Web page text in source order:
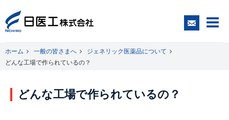
ホーム 一般の皆さまへ
ジェネリック医薬品について
どんな工場で作られているの？
どんな工場で作られているの？